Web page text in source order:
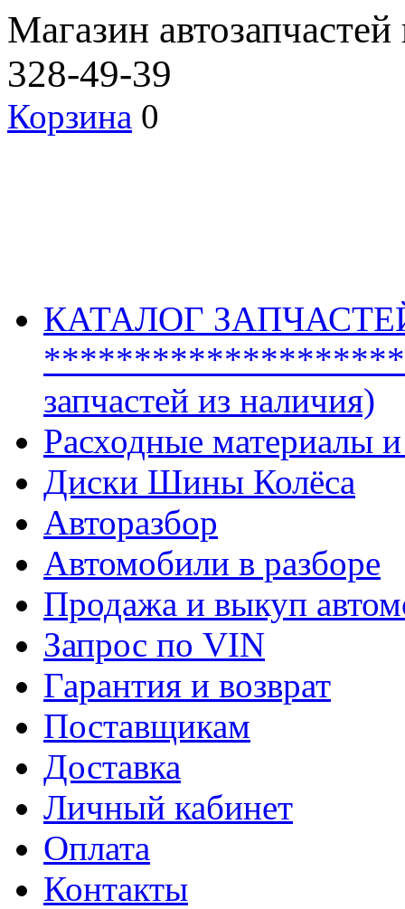
Магазин
328-49-39
Корзина 0
КАТАЛОГ
запчастей из наличия)
Расходные материалы
Диски Шины Колёса
Авторазбор
Автомобили в разборе
Продажа и выкуп
Запрос по VIN
Гарантия и возврат
Поставщикам
Доставка
Личный кабинет
Оплата
Контакты